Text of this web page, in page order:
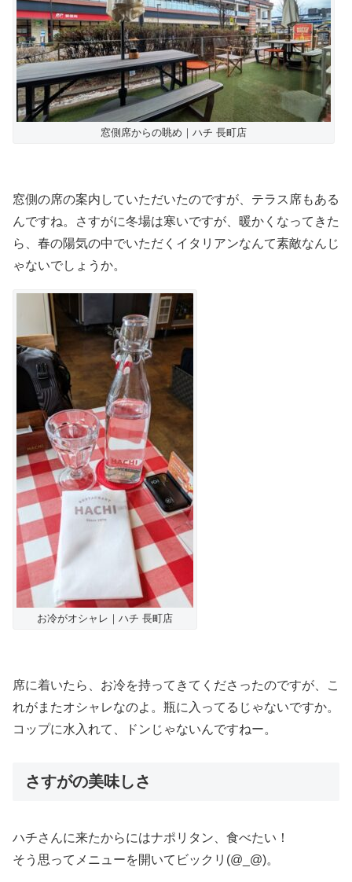
窓側席からの眺め｜ハチ 長町店
窓側の席の案内していただいたのですが、テラス席もある
んですね。さすがに冬場は寒いですが、暖かくなってきた
ら、春の陽気の中でいただくイタリアンなんて素敵なんじ
ゃないでしょうか。
お冷がオシャレ｜ハチ 長町店
席に着いたら、お冷を持ってきてくださったのですが、こ
れがまたオシャレなのよ。瓶に入ってるじゃないですか。
コップに水入れて、ドンじゃないんですねー。
さすがの美味しさ
ハチさんに来たからにはナポリタン、食べたい！
そう思ってメニューを開いてビックリ(@_@)。